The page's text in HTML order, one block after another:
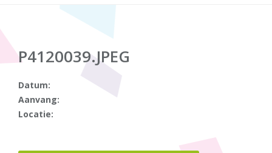
P4120039.JPEG
Datum:
Aanvang:
Locatie: